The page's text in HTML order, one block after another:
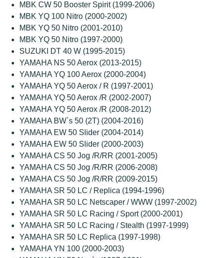
MBK CW 50 Booster Spirit (1999-2006)
MBK YQ 100 Nitro (2000-2002)
MBK YQ 50 Nitro (2001-2010)
MBK YQ 50 Nitro (1997-2000)
SUZUKI DT 40 W (1995-2015)
YAMAHA NS 50 Aerox (2013-2015)
YAMAHA YQ 100 Aerox (2000-2004)
YAMAHA YQ 50 Aerox / R (1997-2001)
YAMAHA YQ 50 Aerox /R (2002-2007)
YAMAHA YQ 50 Aerox /R (2008-2012)
YAMAHA BW`s 50 (2T) (2004-2016)
YAMAHA EW 50 Slider (2004-2014)
YAMAHA EW 50 Slider (2000-2003)
YAMAHA CS 50 Jog /R/RR (2001-2005)
YAMAHA CS 50 Jog /R/RR (2006-2008)
YAMAHA CS 50 Jog /R/RR (2009-2015)
YAMAHA SR 50 LC / Replica (1994-1996)
YAMAHA SR 50 LC Netscaper / WWW (1997-2002)
YAMAHA SR 50 LC Racing / Sport (2000-2001)
YAMAHA SR 50 LC Racing / Stealth (1997-1999)
YAMAHA SR 50 LC Replica (1997-1998)
YAMAHA YN 100 (2000-2003)